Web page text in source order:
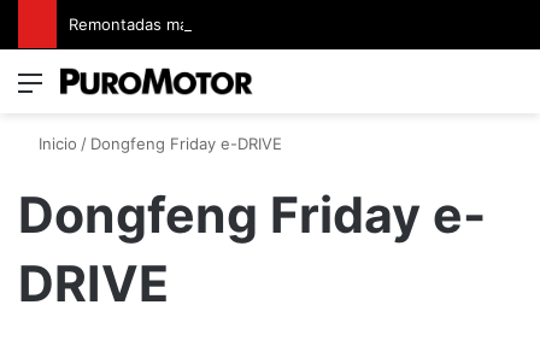
Menú
Inicio / Dongfeng Friday e-DRIVE
Dongfeng Friday e-
DRIVE